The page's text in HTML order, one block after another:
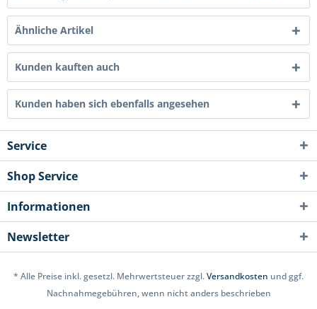
Ähnliche Artikel
Kunden kauften auch
Kunden haben sich ebenfalls angesehen
Service
Shop Service
Informationen
Newsletter
* Alle Preise inkl. gesetzl. Mehrwertsteuer zzgl.Versandkosten und ggf.
Nachnahmegebühren, wenn nicht anders beschrieben